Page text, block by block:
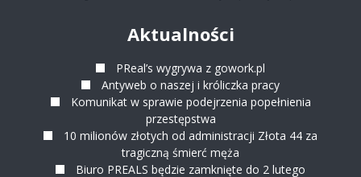
Aktualności
PReal’s wygrywa z gowork.pl
Antyweb o naszej i króliczka pracy
Komunikat w sprawie podejrzenia popełnienia
przestępstwa
10 milionów złotych od administracji Złota 44 za
tragiczną śmierć męża
Biuro PREALS będzie zamknięte do 2 lutego